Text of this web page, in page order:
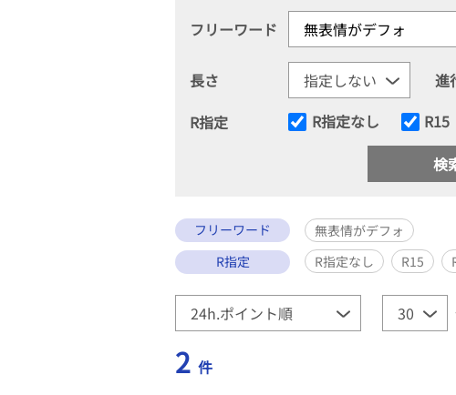
フリーワード
長さ
進
R指定
R指定なし R15
フリーワード
無表情がデフォ
R指定
R指定なし R15
2 件